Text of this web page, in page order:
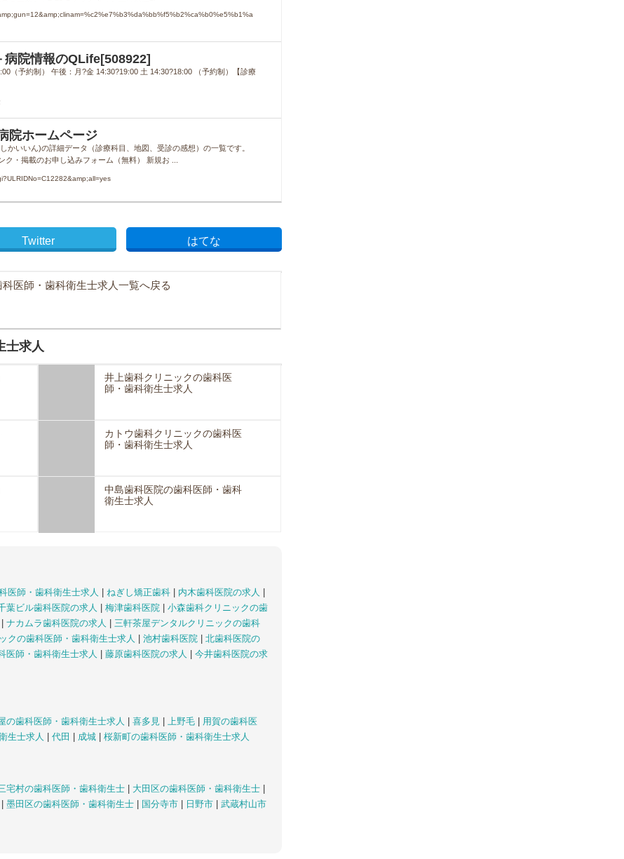
病院情報のQLife[508922]
（予約制） 午後：月?金 14:30?19:00 土 14:30?18:00 （予約制）【診療
院ホームページ
かいいん)の詳細データ（診療科目、地図、受診の感想）の一覧です。
・掲載のお申し込みフォーム（無料） 新規お ...
Twitter はてな
医師・歯科衛生士求人一覧へ戻る
士求人
井上歯科クリニックの歯科医
師・歯科衛生士求人
カトウ歯科クリニックの歯科医
師・歯科衛生士求人
中島歯科医院の歯科医師・歯科
衛生士求人
医師・歯科衛生士求人 ねぎし矯正歯科 内木歯科医院の求人
葉ビル歯科医院の求人 梅津歯科医院
小森歯科クリニックの歯
ナカムラ歯科医院の求人
三軒茶屋デンタルクリニックの歯科
クの歯科医師・歯科衛生士求人 池村歯科医院
北歯科医院の
医師・歯科衛生士求人 藤原歯科医院の求人
今井歯科医院の求
の歯科医師・歯科衛生士求人 喜多見 上野毛
用賀の歯科医
生士求人 代田 成城 桜新町の歯科医師・歯科衛生士求人
宅村の歯科医師・歯科衛生士 大田区の歯科医師・歯科衛生士
墨田区の歯科医師・歯科衛生士 国分寺市 日野市
武蔵村山市